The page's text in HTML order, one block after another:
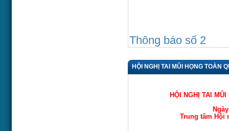
Thông báo số 2
HỘI NGHỊ TAI MŨI HỌNG TOÀN
HỘI NGHỊ TAI
Trung tâm Hội